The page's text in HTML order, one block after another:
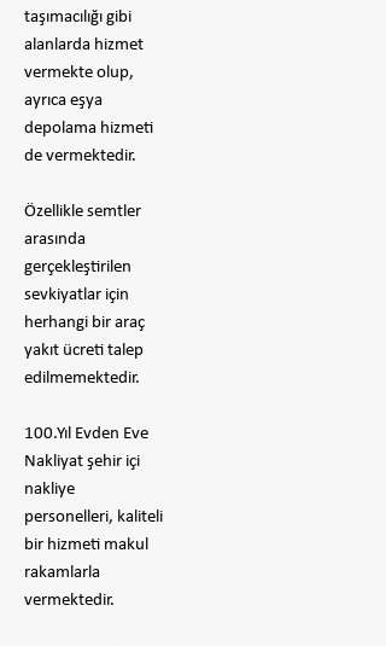
taşımacılığı gibi
alanlarda hizmet
vermekte olup,
ayrıca eşya
depolama hizmeti
de vermektedir.
Özellikle semtler
arasında
gerçekleştirilen
sevkiyatlar için
herhangi bir araç
yakıt ücreti talep
edilmemektedir.
100.Yıl Evden Eve
Nakliyat şehir içi
nakliye
personelleri, kaliteli
bir hizmeti makul
rakamlarla
vermektedir.